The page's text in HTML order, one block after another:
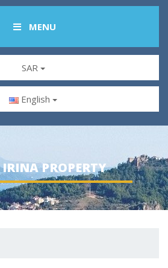
MENU
SAR
English
IRINA PROPERTY